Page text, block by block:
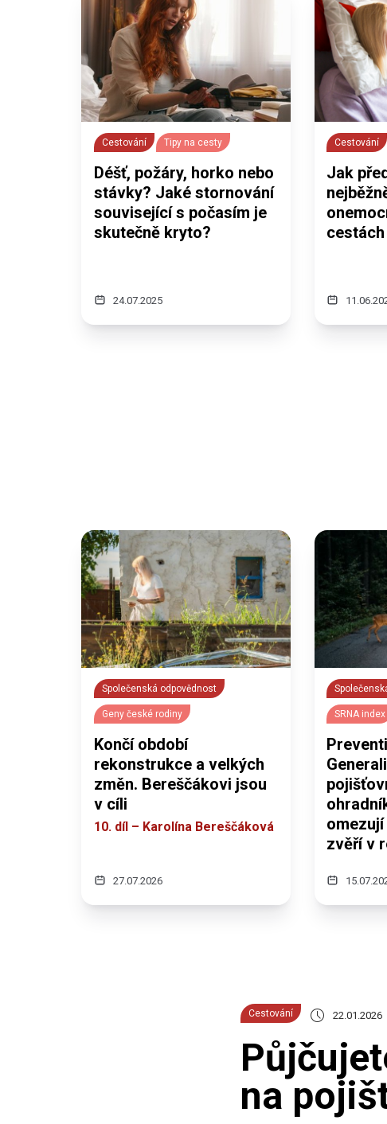
Cestování Tipy na cesty
Déšť, požáry, horko nebo
stávky? Jaké stornování
související s počasím je
skutečně kryto?
24.07.2025
Cestování
Jak
cestách
Společenská odpovědnost
Geny české rodiny
Končí období
rekonstrukce a velkých
změn. Bereščákovi jsou
v cíli
10. díl – Karolína Bereščáková
27.07.2026
SRNA index
zvěří v
Cestování 22.01.2026
na